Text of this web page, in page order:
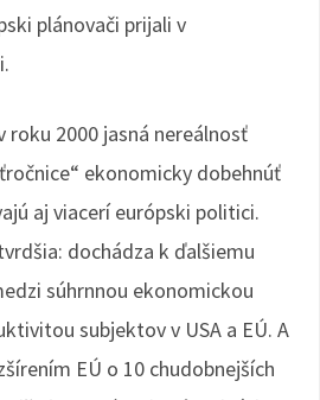
plánovači prijali v
roku 2000 jasná nereálnosť
ekonomicky dobehnúť
aj viacerí európski politici.
dochádza k ďalšiemu
súhrnnou ekonomickou
subjektov v USA a EÚ. A
EÚ o 10 chudobnejších